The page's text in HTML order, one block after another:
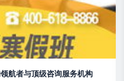
航者与顶级咨询服务机构